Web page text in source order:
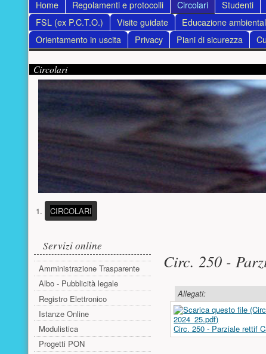
Menu principale
Home Regolamenti e protocolli Circolari Studenti
FSL (ex P.C.T.O.)
Visite guidate Educazione
Orientamento in uscita
Privacy Piani di sicurezza
Contenuto supplementare (superiore)
Presentazione
Circolari
CIRCOLARI(PULSANTE PRESENTAZIONE)
Menu laterale
Servizi online
Amministrazione Trasparente
Albo - Pubblicità legale
Registro Elettronico
Istanze Online
Modulistica
Progetti PON
Circ. 250 -
Allegati:
Circ. 250 - Parziale rettif